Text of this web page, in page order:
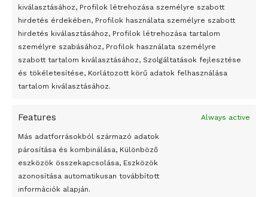
kiválasztásához, Profilok létrehozása személyre szabott
hirdetés érdekében, Profilok használata személyre szabott
hirdetés kiválasztásához, Profilok létrehozása tartalom
személyre szabásához, Profilok használata személyre
szabott tartalom kiválasztásához, Szolgáltatások fejlesztése
és tökéletesítése, Korlátozott körű adatok felhasználása
tartalom kiválasztásához.
Features Always active
Más adatforrásokból származó adatok
párosítása és kombinálása, Különböző
eszközök összekapcsolása, Eszközök
azonosítása automatikusan továbbított
információk alapján.
Átmenetileg szünetelnek az összecsapások Bahmutnál
Egy vagyonért adták el Banksy művét miután elégették.
Az 1950-ben elhunyt alkotók művei szabadon
felhasználhatóvá válnak
Peking – A visegrádi országok zsidó kulturális örökségét
bemutató fotókiállítás nyílt
Megveszi az osztrák Wienerberger az amerikai Meridian
Bricket
A Startup Campus egyetemi programjainak legjobbjai az